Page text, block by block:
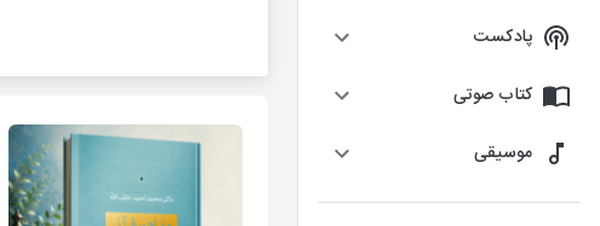
پادکست
کتاب صوتی
موسیقی